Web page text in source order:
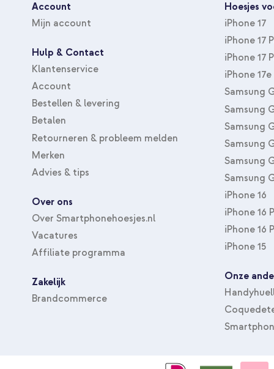
Geschikt voor type
apparaat
Actioncam, Draadloze
Type accessoire
Account
Mijn account
Hulp & Contact
Klantenservice
Account
Bestellen & levering
Betalen
Retourneren & probleem melden
Merken
Advies & tips
Over ons
Over Smartphonehoesjes.nl
Vacatures
Affiliate programma
Zakelijk
Brandcommerce
Hoesjes
iPhone 17
iPhone 17
iPhone 17
iPhone 17e
Samsung
Samsung
Samsung
Samsung
Samsung
Samsung
iPhone 16
iPhone 16
iPhone 16
iPhone 15
Onze